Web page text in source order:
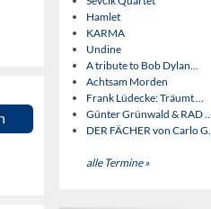
Hamlet
KARMA
Undine
A tribute to Bob Dylan...
Achtsam Morden
Frank Lüdecke: Träumt ...
Günter Grünwald & RAD ...
DER FÄCHER von Carlo G...
alle Termine »